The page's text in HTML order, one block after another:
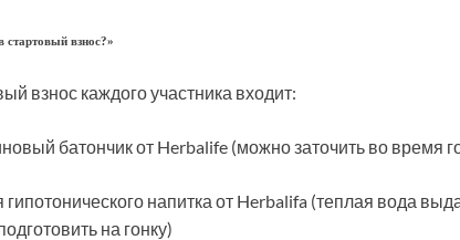
стартовый взнос?»
взнос каждого участника входит:
батончик от Herbalife (можно заточить во время
напитка от Herbalifa (теплая вода
на гонку)